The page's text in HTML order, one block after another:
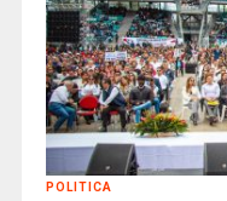
POLITICA